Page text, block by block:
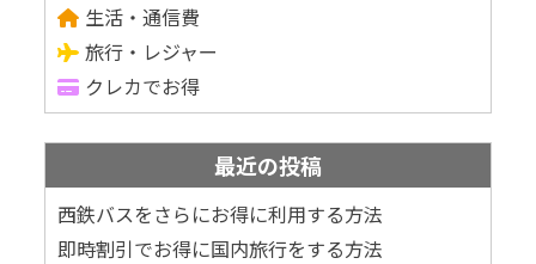
生活・通信費
旅行・レジャー
クレカでお得
最近の投稿
西鉄バスをさらにお得に利用する方法
即時割引でお得に国内旅行をする方法